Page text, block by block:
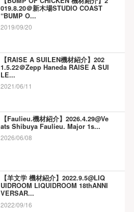
019.8.20＠新木場STUDIO COAST
“BUMP O...
2019/09/20
【RAISE A SUILEN機材紹介】202
1.5.22＠Zepp Haneda RAISE A SUI
LE...
2021/06/11
【Faulieu.機材紹介】2026.4.29@Ve
ats Shibuya Faulieu. Major 1s...
2026/06/08
【羊文学 機材紹介】2022.9.5@LIQ
UIDROOM LIQUIDROOM 18thANNI
VERSAR...
2022/09/16